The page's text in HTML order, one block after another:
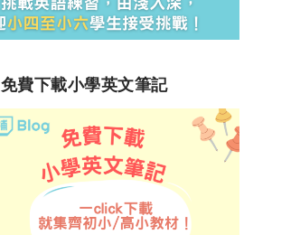
免費下載小學英文筆記